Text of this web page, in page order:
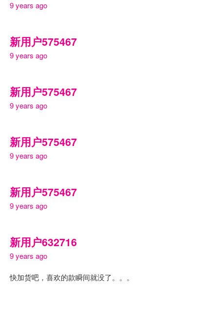
9 years ago
新用户575467
9 years ago
新用户575467
9 years ago
新用户575467
9 years ago
新用户575467
9 years ago
新用户632716
9 years ago
快加货吧，喜欢的款瞬间就没了。。。